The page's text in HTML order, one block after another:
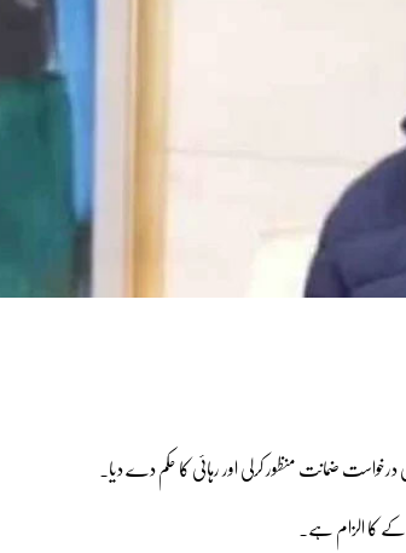
درخواست ضمانت منظور کرلی اور رہائی کا حکم دے دیا۔
کا الزام ہے۔